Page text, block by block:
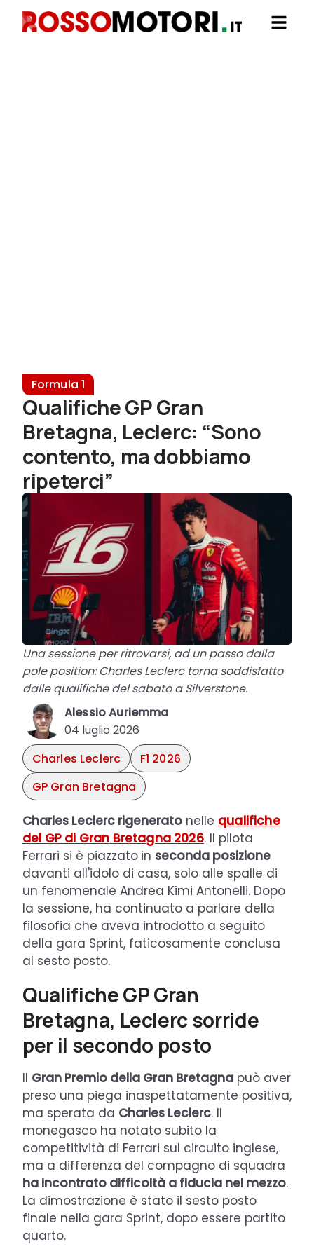
Formula 1
Qualifiche GP Gran
Bretagna, Leclerc: “Sono
contento, ma dobbiamo
ripeterci”
Una sessione per ritrovarsi, ad un passo dalla
pole position: Charles Leclerc torna soddisfatto
dalle qualifiche del sabato a Silverstone.
Alessio Auriemma
04 luglio 2026
Charles Leclerc
F1 2026
GP Gran Bretagna
Charles Leclerc rigenerato nelle qualifiche
del GP di Gran Bretagna 2026. Il pilota
Ferrari si è piazzato in seconda posizione
davanti all'idolo di casa, solo alle spalle di
un fenomenale Andrea Kimi Antonelli. Dopo
la sessione, ha continuato a parlare della
filosofia che aveva introdotto a seguito
della gara Sprint, faticosamente conclusa
al sesto posto.
Qualifiche GP Gran
Bretagna, Leclerc sorride
per il secondo posto
Il Gran Premio della Gran Bretagna può aver
preso una piega inaspettatamente positiva,
ma sperata da Charles Leclerc. Il
monegasco ha notato subito la
competitività di Ferrari sul circuito inglese,
ma a differenza del compagno di squadra
ha incontrato difficoltà a fiducia nel mezzo.
La dimostrazione è stato il sesto posto
finale nella gara Sprint, dopo essere partito
quarto.